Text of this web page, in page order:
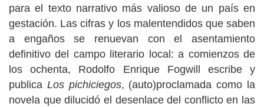
para el texto narrativo más valioso de un país en
gestación. Las cifras y los malentendidos que saben
a engaños se renuevan con el asentamiento
definitivo del campo literario local: a comienzos de
los ochenta, Rodolfo Enrique Fogwill escribe y
publica Los pichiciegos, (auto)proclamada como la
novela que dilucidó el desenlace del conflicto en las